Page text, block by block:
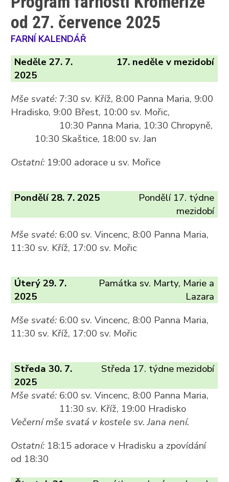
od 27. července 2025
FARNÍ KALENDÁŘ
Neděle 27. 7.
2025
17. neděle v mezidobí
Mše svaté: 7:30 sv. Kříž, 8:00 Panna Maria, 9:00
Hradisko, 9:00 Břest, 10:00 sv. Mořic,
10:30 Panna Maria, 10:30 Chropyně,
10:30 Skaštice, 18:00 sv. Jan
Ostatní: 19:00 adorace u sv. Mořice
Pondělí 28. 7. 2025
Pondělí 17. týdne
mezidobí
Mše svaté: 6:00 sv. Vincenc, 8:00 Panna Maria,
11:30 sv. Kříž, 17:00 sv. Mořic
Úterý 29. 7.
2025
Památka sv. Marty, Marie a
Lazara
Mše svaté: 6:00 sv. Vincenc, 8:00 Panna Maria,
11:30 sv. Kříž, 17:00 sv. Mořic
Středa 30. 7.
2025
Středa 17. týdne mezidobí
Mše svaté: 6:00 sv. Vincenc, 8:00 Panna Maria,
11:30 sv. Kříž, 19:00 Hradisko
Večerní mše svatá v kostele sv. Jana není.
Ostatní: 18:15 adorace v Hradisku a zpovídání
od 18:30